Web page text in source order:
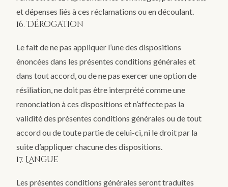
et dépenses liés à ces réclamations ou en découlant.
16. Dérogation
Le fait de ne pas appliquer l’une des dispositions
énoncées dans les présentes conditions générales et
dans tout accord, ou de ne pas exercer une option de
résiliation, ne doit pas être interprété comme une
renonciation à ces dispositions et n’affecte pas la
validité des présentes conditions générales ou de tout
accord ou de toute partie de celui-ci, ni le droit par la
suite d’appliquer chacune des dispositions.
17. Langue
Les présentes conditions générales seront traduites